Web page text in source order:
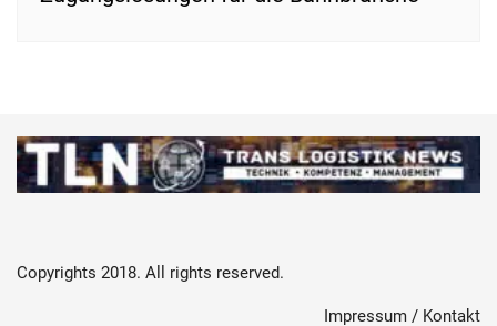
Copyrights 2018. All rights reserved.
Impressum / Kontakt